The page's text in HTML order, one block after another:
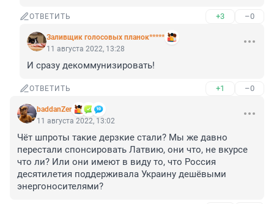
ОТВЕТИТЬ +3 –0
Заливщик голосовых планок*****
11 августа 2022, 13:28
И сразу декоммунизировать!
ОТВЕТИТЬ +1 –0
baddanZer
11 августа 2022, 13:02
Чёт шпроты такие дерзкие стали? Мы же давно
перестали спонсировать Латвию, они что, не вкурсе
что ли? Или они имеют в виду то, что Россия
десятилетия поддерживала Украину дешёвыми
энергоносителями?